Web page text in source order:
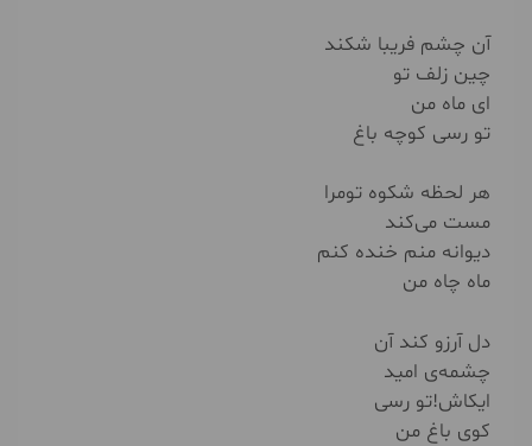
آن چشم فریبا شکند
چین زلف تو
ای ماه من
تو رسی کوچه باغ
هر لحظه شکوه تو‌مرا
مست می‌کند
دیوانه منم خنده کنم
ماه چاه من
دل آرزو کند آن
چشمه‌ی امید
ایکاش!تو رسی
کوی باغ من